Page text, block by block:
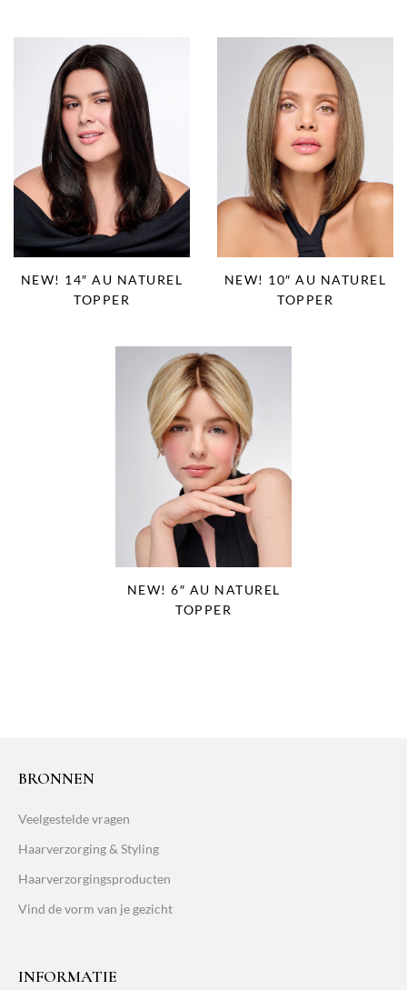
NEW! 14″ AU NATUREL
TOPPER
NEW! 10″ AU NATUREL
TOPPER
NEW! 6″ AU NATUREL
TOPPER
BRONNEN
Veelgestelde vragen
Haarverzorging & Styling
Haarverzorgingsproducten
Vind de vorm van je gezicht
INFORMATIE